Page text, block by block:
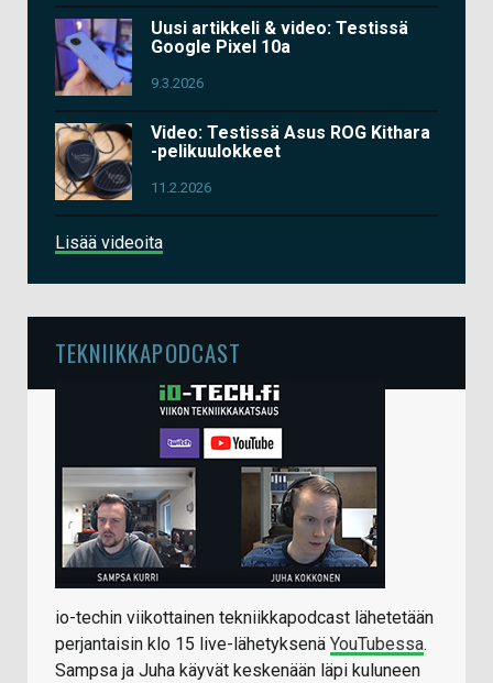
Uusi artikkeli & video: Testissä
Google Pixel 10a
9.3.2026
Video: Testissä Asus ROG Kithara
-pelikuulokkeet
11.2.2026
Lisää videoita
TEKNIIKKAPODCAST
io-techin viikottainen tekniikkapodcast lähetetään
perjantaisin klo 15 live-lähetyksenä YouTubessa.
Sampsa ja Juha käyvät keskenään läpi kuluneen